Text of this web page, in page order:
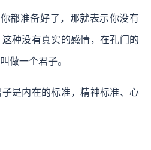
都准备好了，那就表示你没有
种没有真实的感情，在孔门的
做一个君子。
是内在的标准，精神标准、心